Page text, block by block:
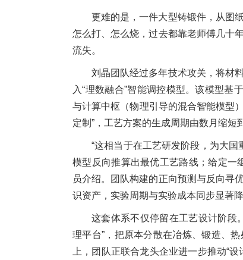
更难的是，一件大型铸锻件，从图
怎么打、怎么烧，过去都靠老师傅几十
流失。
刘晶团队经过多年技术攻关，将材
入“理数融合”智能调控模型。该模型基
与计算中枢（物理引导的混合智能模型
定制”，工艺方案的生成周期由数月缩短
“这相当于在工艺研发阶段，为大国
模型反向推算出最优工艺路线；给定一
员介绍。团队构建的正向预测与反向寻
识资产，实验周期与实验成本同步显著降
这套体系不仅停留在工艺设计阶段
理平台”，把原本分散在冶炼、锻造、
上，团队正联合龙头企业进一步推动“